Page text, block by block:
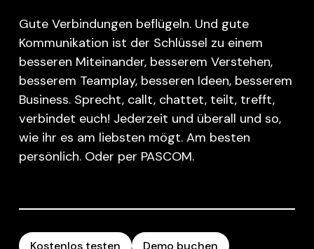
Gute Verbindungen beflügeln. Und gute
Kommunikation ist der Schlüssel zu einem
besseren Miteinander, besserem Verstehen,
besserem Teamplay, besseren Ideen, besserem
Business. Sprecht, callt, chattet, teilt, trefft,
verbindet euch! Jederzeit und überall und so,
wie ihr es am liebsten mögt. Am besten
persönlich. Oder per PASCOM.
Kostenlos testen Demo buchen